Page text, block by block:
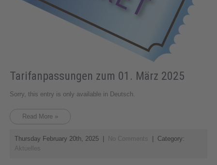
Tarifanpassungen zum 01. März 2025
Sorry, this entry is only available in Deutsch.
Read More »
Thursday February 20th, 2025 No Comments
| Category:
Aktuelles